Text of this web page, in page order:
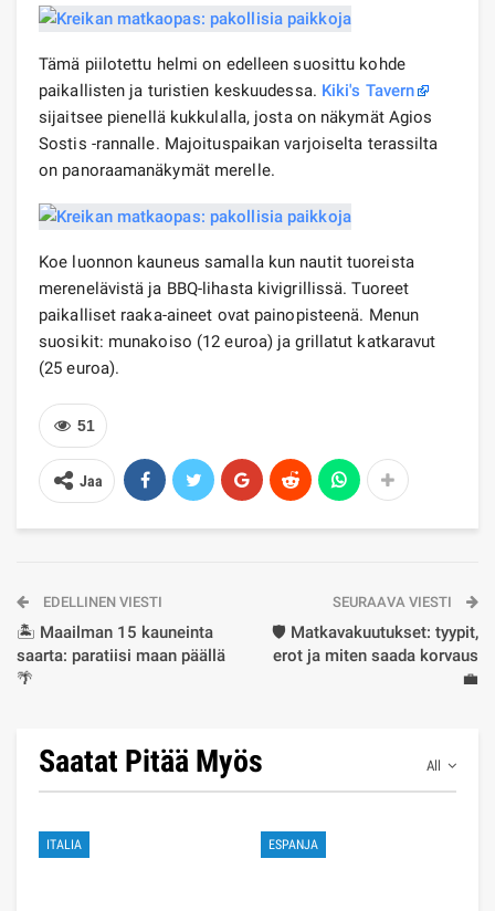
Tämä piilotettu helmi on edelleen suosittu kohde
paikallisten ja turistien keskuudessa. Kiki's Tavern
sijaitsee pienellä kukkulalla, josta on näkymät Agios
Sostis -rannalle. Majoituspaikan varjoiselta terassilta
on panoraamanäkymät merelle.
Koe luonnon kauneus samalla kun nautit tuoreista
merenelävistä ja BBQ-lihasta kivigrillissä. Tuoreet
paikalliset raaka-aineet ovat painopisteenä. Menun
suosikit: munakoiso (12 euroa) ja grillatut katkaravut
(25 euroa).
51
Jaa
EDELLINEN VIESTI
🏝️ Maailman 15 kauneinta
saarta: paratiisi maan päällä
🌴
SEURAAVA VIESTI
🛡️ Matkavakuutukset: tyypit,
erot ja miten saada korvaus
💼
All
Saatat Pitää Myös
ITALIA ESPANJA